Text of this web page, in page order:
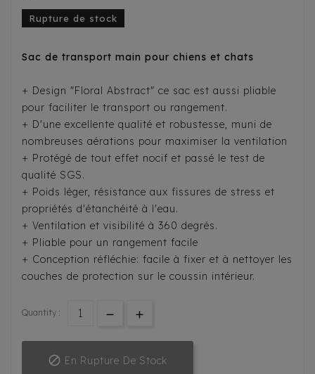
Rupture de stock
Sac de transport main pour chiens et chats
+ Design "Floral Abstract" ce sac est aussi pliable
pour faciliter le transport ou rangement.
+ D'une excellente qualité et robustesse, muni de
nombreuses aérations pour maximiser la ventilation
+ Protégé de tout effet nocif et passé le test de
qualité SGS.
+ Poids léger, résistance aux fissures de stress et
propriétés d'étanchéité à l'eau.
+ Ventilation et visibilité à 360 degrés.
+ Pliable pour un rangement facile
+ Conception réfléchie: facile à fixer et à nettoyer les
couches de protection sur le coussin intérieur.
Quantity :
 En Rupture De Stock